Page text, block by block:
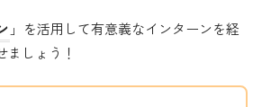
」を活用して有意義なインターンを経
ましょう！